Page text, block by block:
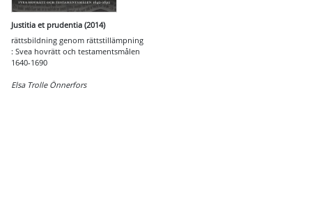
Justitia et prudentia (2014)
rättsbildning genom rättstillämpning
: Svea hovrätt och testamentsmålen
1640-1690
Elsa Trolle Önnerfors